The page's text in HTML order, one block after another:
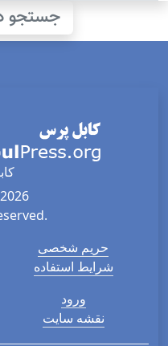
جستجو
حریم شخصی
شرایط استفاده
ورود
نقشه سایت